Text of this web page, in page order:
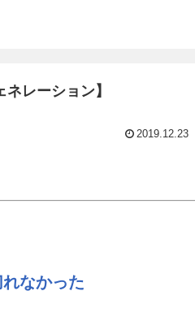
レーション】
2019.12.23
なかった